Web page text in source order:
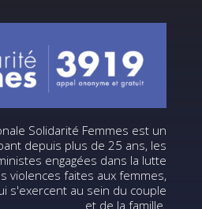
Solidarité Femmes est un
depuis plus de 25 ans, les
engagées dans la lutte
violences faites aux femmes,
s'exercent au sein du couple
et de la famille.